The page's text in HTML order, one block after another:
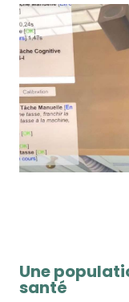
Une
santé